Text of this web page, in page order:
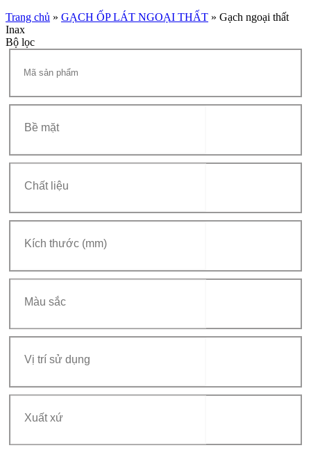
Trang chủ » GẠCH ỐP LÁT NGOẠI THẤT » Gạch ngoại thất
Inax
Bộ lọc